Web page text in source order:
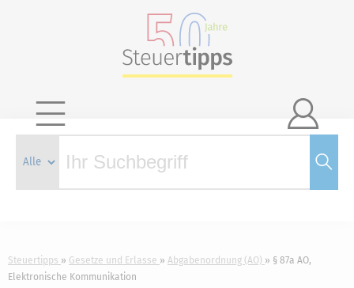

Steuertipps Gesetze und Erlasse Abgabenordnung (AO)
§ 87a AO,
Elektronische Kommunikation